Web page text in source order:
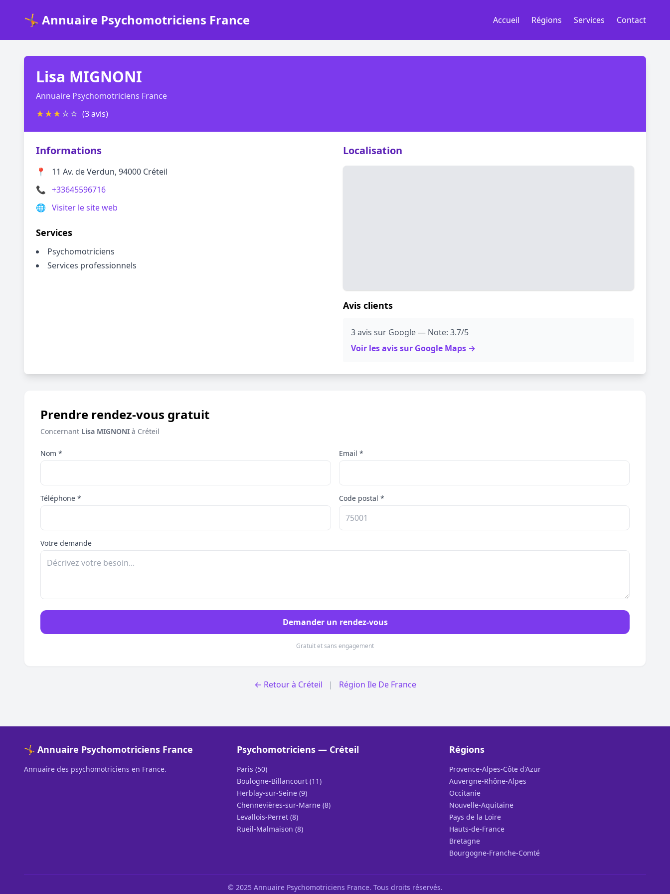
🤸 Annuaire Psychomotriciens France Accueil Régions Services Contact
Lisa MIGNONI
Annuaire Psychomotriciens France
★★★☆☆ (3 avis)
Informations
📍
11 Av. de Verdun, 94000 Créteil
📞 +33645596716
🌐 Visiter le site web
Services
Psychomotriciens
Services professionnels
Localisation
Avis clients
3 avis sur Google — Note: 3.7/5
Voir les avis sur Google Maps →
Prendre rendez-vous gratuit
Concernant Lisa MIGNONI à Créteil
Nom * Email *
Téléphone * Code postal *
Votre demande
Demander un rendez-vous
Gratuit et sans engagement
← Retour à Créteil | Région Ile De France
🤸 Annuaire Psychomotriciens France
Annuaire des psychomotriciens en France.
Psychomotriciens — Créteil
Paris (50)
Boulogne-Billancourt (11)
Herblay-sur-Seine (9)
Chennevières-sur-Marne (8)
Levallois-Perret (8)
Rueil-Malmaison (8)
Régions
Provence-Alpes-Côte d'Azur
Auvergne-Rhône-Alpes
Occitanie
Nouvelle-Aquitaine
Pays de la Loire
Hauts-de-France
Bretagne
Bourgogne-Franche-Comté
© 2025 Annuaire Psychomotriciens France. Tous droits réservés.